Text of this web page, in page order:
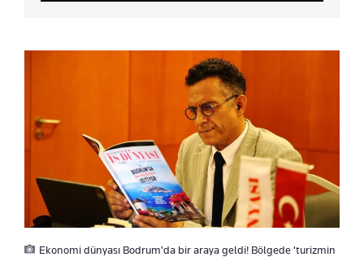
Ekonomi dünyası Bodrum'da bir araya geldi! Bölgede 'turizmin